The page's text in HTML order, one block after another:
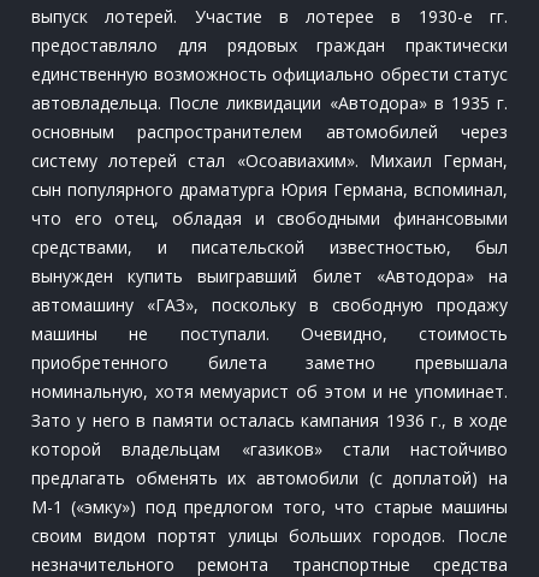
выпуск лотерей. Участие в лотерее в 1930-е гг.
предоставляло для рядовых граждан практически
единственную возможность официально обрести статус
автовладельца. После ликвидации «Автодора» в 1935 г.
основным распространителем автомобилей через
систему лотерей стал «Осоавиахим». Михаил Герман,
сын популярного драматурга Юрия Германа, вспоминал,
что его отец, обладая и свободными финансовыми
средствами, и писательской известностью, был
вынужден купить выигравший билет «Автодора» на
автомашину «ГАЗ», поскольку в свободную продажу
машины не поступали. Очевидно, стоимость
приобретенного билета заметно превышала
номинальную, хотя мемуарист об этом и не упоминает.
Зато у него в памяти осталась кампания 1936 г., в ходе
которой владельцам «газиков» стали настойчиво
предлагать обменять их автомобили (с доплатой) на
М-1 («эмку») под предлогом того, что старые машины
своим видом портят улицы больших городов. После
незначительного ремонта транспортные средства